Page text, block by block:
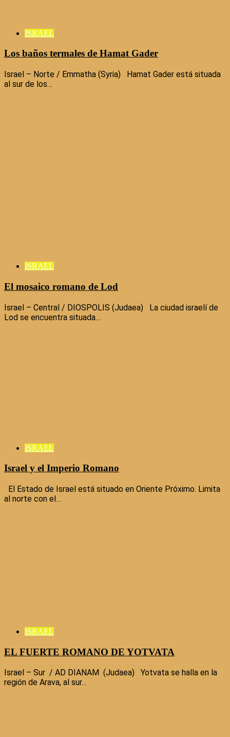
ISRAEL
Los baños termales de Hamat Gader
Israel – Norte / Emmatha (Syria) Hamat Gader está situada
al sur de los…
ISRAEL
El mosaico romano de Lod
Israel – Central / DIOSPOLIS (Judaea) La ciudad israelí de
Lod se encuentra situada…
ISRAEL
Israel y el Imperio Romano
El Estado de Israel está situado en Oriente Próximo. Limita
al norte con el…
ISRAEL
EL FUERTE ROMANO DE YOTVATA
Israel – Sur / AD DIANAM (Judaea) Yotvata se halla en la
región de Arava, al sur…